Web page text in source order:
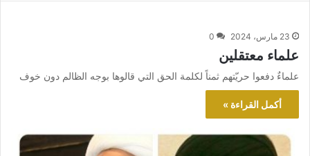
23 مارس، 2024 0
علماء معتقلين
علماءٌ دفعوا حريّتهم ثمناً لكلمة الحق التي قالوها بوجه الظالم دون خوف
أكمل القراءة »